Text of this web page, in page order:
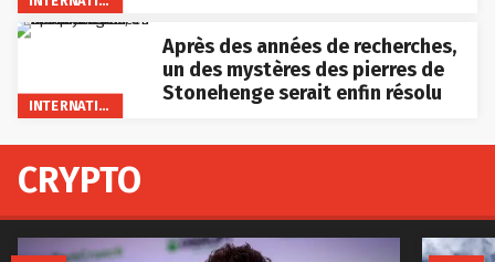
Après des années de recherches,
un des mystères des pierres de
Stonehenge serait enfin résolu
CRYPTO